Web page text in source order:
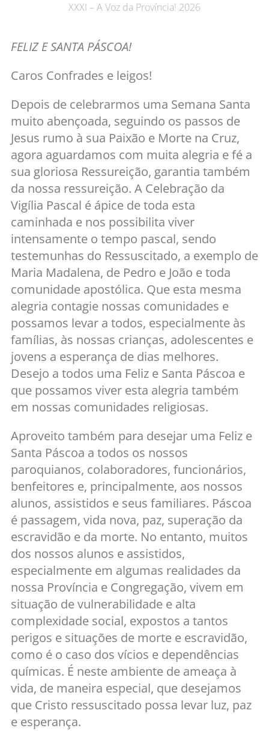
XXXI – A Voz da Província! 2026
FELIZ E SANTA PÁSCOA!
Caros Confrades e leigos!
Depois de celebrarmos uma Semana Santa
muito abençoada, seguindo os passos de
Jesus rumo à sua Paixão e Morte na Cruz,
agora aguardamos com muita alegria e fé a
sua gloriosa Ressureição, garantia também
da nossa ressureição. A Celebração da
Vigília Pascal é ápice de toda esta
caminhada e nos possibilita viver
intensamente o tempo pascal, sendo
testemunhas do Ressuscitado, a exemplo de
Maria Madalena, de Pedro e João e toda
comunidade apostólica. Que esta mesma
alegria contagie nossas comunidades e
possamos levar a todos, especialmente às
famílias, às nossas crianças, adolescentes e
jovens a esperança de dias melhores.
Desejo a todos uma Feliz e Santa Páscoa e
que possamos viver esta alegria também
em nossas comunidades religiosas.
Aproveito também para desejar uma Feliz e
Santa Páscoa a todos os nossos
paroquianos, colaboradores, funcionários,
benfeitores e, principalmente, aos nossos
alunos, assistidos e seus familiares. Páscoa
é passagem, vida nova, paz, superação da
escravidão e da morte. No entanto, muitos
dos nossos alunos e assistidos,
especialmente em algumas realidades da
nossa Província e Congregação, vivem em
situação de vulnerabilidade e alta
complexidade social, expostos a tantos
perigos e situações de morte e escravidão,
como é o caso dos vícios e dependências
químicas. É neste ambiente de ameaça à
vida, de maneira especial, que desejamos
que Cristo ressuscitado possa levar luz, paz
e esperança.